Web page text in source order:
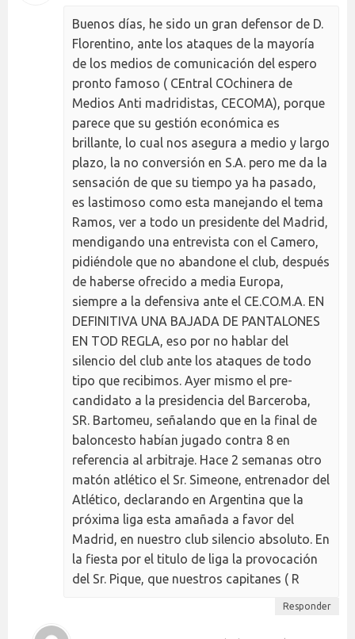
Buenos días, he sido un gran defensor de D.
Florentino, ante los ataques de la mayoría
de los medios de comunicación del espero
pronto famoso ( CEntral COchinera de
Medios Anti madridistas, CECOMA), porque
parece que su gestión económica es
brillante, lo cual nos asegura a medio y largo
plazo, la no conversión en S.A. pero me da la
sensación de que su tiempo ya ha pasado,
es lastimoso como esta manejando el tema
Ramos, ver a todo un presidente del Madrid,
mendigando una entrevista con el Camero,
pidiéndole que no abandone el club, después
de haberse ofrecido a media Europa,
siempre a la defensiva ante el CE.CO.M.A. EN
DEFINITIVA UNA BAJADA DE PANTALONES
EN TOD REGLA, eso por no hablar del
silencio del club ante los ataques de todo
tipo que recibimos. Ayer mismo el pre-
candidato a la presidencia del Barceroba,
SR. Bartomeu, señalando que en la final de
baloncesto habían jugado contra 8 en
referencia al arbitraje. Hace 2 semanas otro
matón atlético el Sr. Simeone, entrenador del
Atlético, declarando en Argentina que la
próxima liga esta amañada a favor del
Madrid, en nuestro club silencio absoluto. En
la fiesta por el titulo de liga la provocación
del Sr. Pique, que nuestros capitanes ( R
Responder